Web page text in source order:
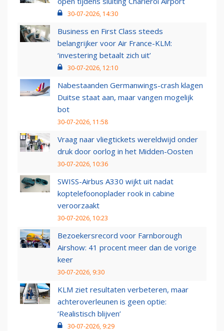
30-07-2026, 14:30
Business en First Class steeds
belangrijker voor Air France-KLM:
‘investering betaalt zich uit’
30-07-2026, 12:10
Nabestaanden Germanwings-crash klagen
Duitse staat aan, maar vangen mogelijk
bot
30-07-2026, 11:58
Vraag naar vliegtickets wereldwijd onder
druk door oorlog in het Midden-Oosten
30-07-2026, 10:36
SWISS-Airbus A330 wijkt uit nadat
koptelefoonoplader rook in cabine
veroorzaakt
30-07-2026, 10:23
Bezoekersrecord voor Farnborough
Airshow: 41 procent meer dan de vorige
keer
30-07-2026, 9:30
KLM ziet resultaten verbeteren, maar
achteroverleunen is geen optie:
‘Realistisch blijven’
30-07-2026, 9:29